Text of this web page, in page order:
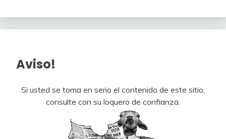
Aviso!
Si usted se toma en serio el contenido de este sitio,
consulte con su loquero de confianza.